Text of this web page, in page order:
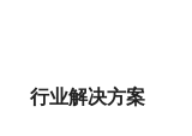
行业解决方案